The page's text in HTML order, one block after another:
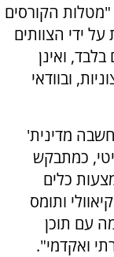
הקורסים
ידי הצוותים
ואינן
ובוודאי
מדינית'
כמתבקש
כלים
ותומס
עם תוכן
ואקדמי".